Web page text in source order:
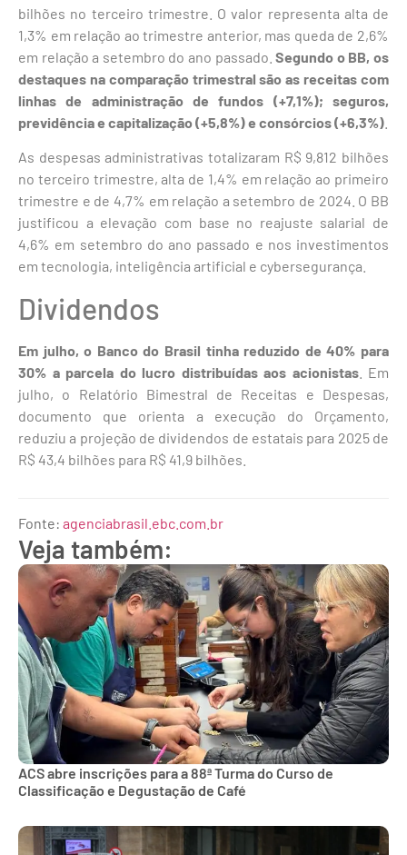
bilhões no terceiro trimestre. O valor representa alta de
1,3% em relação ao trimestre anterior, mas queda de 2,6%
em relação a setembro do ano passado.Segundo o BB, os
destaques na comparação trimestral são as receitas com
linhas de administração de fundos (+7,1%); seguros,
previdência e capitalização (+5,8%) e consórcios (+6,3%)
As despesas administrativas totalizaram R$ 9,812 bilhões
no terceiro trimestre, alta de 1,4% em relação ao primeiro
trimestre e de 4,7% em relação a setembro de 2024. O BB
justificou a elevação com base no reajuste salarial de
4,6% em setembro do ano passado e nos investimentos
em tecnologia, inteligência artificial e cybersegurança.
Dividendos
Em julho, o Banco do Brasil tinha reduzido de 40% para
30% a parcela do lucro distribuídas aos acionistas. Em
julho, o Relatório Bimestral de Receitas e Despesas,
documento que orienta a execução do Orçamento,
reduziu a projeção de dividendos de estatais para 2025 de
R$ 43,4 bilhões para R$ 41,9 bilhões.
Fonte: agenciabrasil.ebc.com.br
Veja também:
ACS abre inscrições para a 88ª Turma do Curso de
Classificação e Degustação de Café